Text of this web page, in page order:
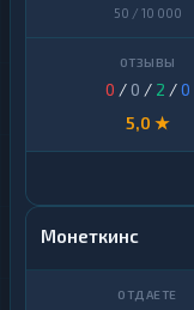
50 / 10 000
0 / 0 / 2 /0
5,0 ★
Монеткинс